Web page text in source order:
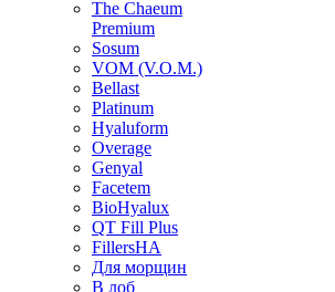
The Chaeum
Premium
Sosum
VOM (V.O.M.)
Bellast
Platinum
Hyaluform
Overage
Genyal
Facetem
BioHyalux
QT Fill Plus
FillersHA
Для морщин
В лоб